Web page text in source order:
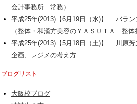
会計事務所 常務）
平成25年(2013)【6月19日（水)】 バラン
（整体・和漢方美容のＹＡＳＵＴＡ 整体
平成25年(2013)【5月18日（土)】 川原芳
企画、レジメの考え方
ブログリスト
大阪校ブログ